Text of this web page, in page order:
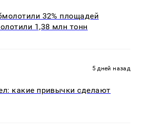
32% площадей
1,38 млн тонн
5 дней назад
какие привычки сделают